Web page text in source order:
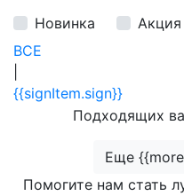
Новинка
Акция
ВСЕ
{{signItem.sign}}
Подходящих
Еще
Помогите нам стать